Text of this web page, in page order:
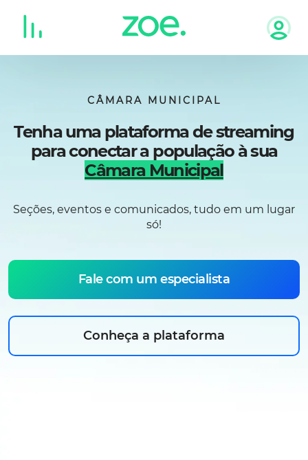
content
CÂMARA MUNICIPAL
Tenha uma plataforma de streaming
para conectar a população à sua
Câmara Municipal
Seções, eventos e comunicados, tudo em um lugar
só!
Fale com um especialista
Conheça a plataforma